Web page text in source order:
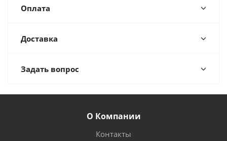
Оплата
Доставка
Задать вопрос
О Компании
Контакты